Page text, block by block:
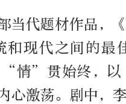
当代题材作品，
现代之间的最
“情”贯始终，
心激荡。剧中，